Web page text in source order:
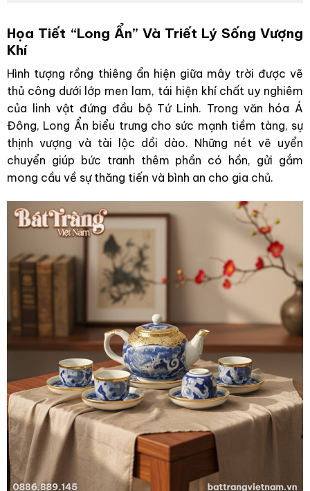
Họa Tiết “Long Ẩn” Và Triết Lý Sống Vượng
Khí
Hình tượng rồng thiêng ẩn hiện giữa mây trời được vẽ
thủ công dưới lớp men lam, tái hiện khí chất uy nghiêm
của linh vật đứng đầu bộ Tứ Linh. Trong văn hóa Á
Đông, Long Ẩn biểu trưng cho sức mạnh tiềm tàng, sự
thịnh vượng và tài lộc dồi dào. Những nét vẽ uyển
chuyển giúp bức tranh thêm phần có hồn, gửi gắm
mong cầu về sự thăng tiến và bình an cho gia chủ.